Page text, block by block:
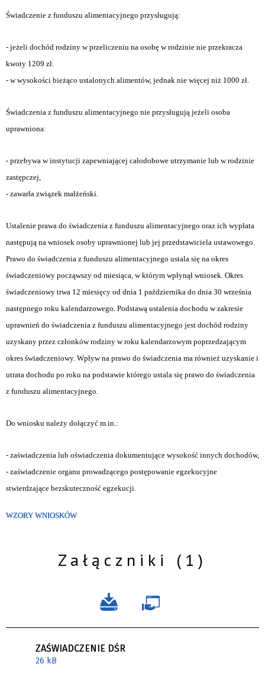
Świadczenie z funduszu alimentacyjnego przysługują:
- jeżeli dochód rodziny w przeliczeniu na osobę w rodzinie nie przekracza
kwoty 1209 zł.
- w wysokości bieżąco ustalonych alimentów, jednak nie więcej niż 1000 zł.
Świadczenia z funduszu alimentacyjnego nie przysługują jeżeli osoba
uprawniona:
- przebywa w instytucji zapewniającej całodobowe utrzymanie lub w rodzinie
zastępczej,
- zawarła związek małżeński.
Ustalenie prawa do świadczenia z funduszu alimentacyjnego oraz ich wypłata
następują na wniosek osoby uprawnionej lub jej przedstawiciela ustawowego.
Prawo do świadczenia z funduszu alimentacyjnego ustala się na okres
świadczeniowy począwszy od miesiąca, w którym wpłynął wniosek. Okres
świadczeniowy trwa 12 miesięcy od dnia 1 października do dnia 30 września
następnego roku kalendarzowego. Podstawą ustalenia dochodu w zakresie
uprawnień do świadczenia z funduszu alimentacyjnego jest dochód rodziny
uzyskany przez członków rodziny w roku kalendarzowym poprzedzającym
okres świadczeniowy. Wpływ na prawo do świadczenia ma również uzyskanie i
utrata dochodu po roku na podstawie którego ustala się prawo do świadczenia
z funduszu alimentacyjnego.
Do wniosku należy dołączyć m.in.:
- zaświadczenia lub oświadczenia dokumentujące wysokość innych dochodów,
- zaświadczenie organu prowadzącego postępowanie egzekucyjne
stwierdzające bezskuteczność egzekucji.
WZORY WNIOSKÓW
Załączniki (1)
ZAŚWIADCZENIE DŚR
26 kB